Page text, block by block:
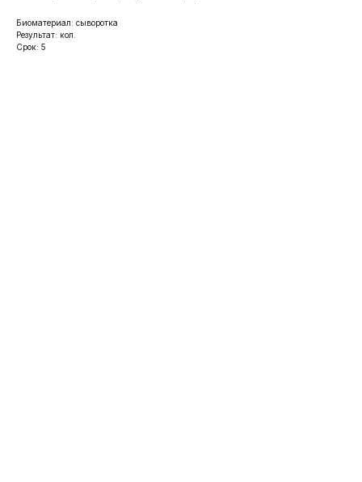
Биоматериал: сыворотка
Результат: кол.
Срок: 5